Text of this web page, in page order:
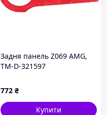
Задня панель Z069 AMG,
TM-D-321597
772 ₴
Купити